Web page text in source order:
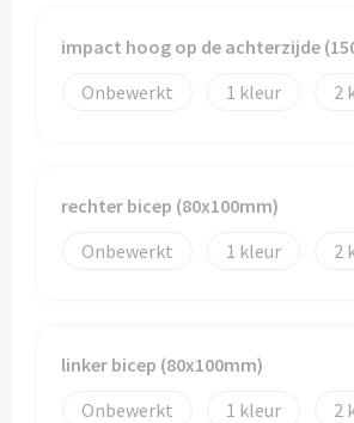
Strandtassen
Tablettassen
Trolleys
impact hoog op de achterzijde
Onbewerkt
1 2
rechter bicep (80x100mm)
Onbewerkt
1 2
linker bicep (80x100mm)
Onbewerkt
1 2